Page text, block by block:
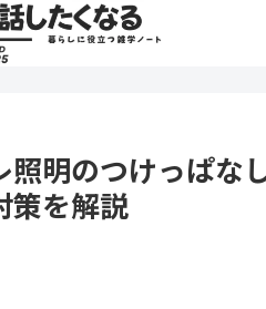
照明のつけっぱな
策を解説